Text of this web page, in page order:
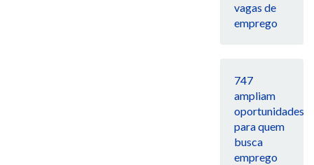
vagas de
emprego
747
ampliam
oportunidades
para quem
busca
emprego